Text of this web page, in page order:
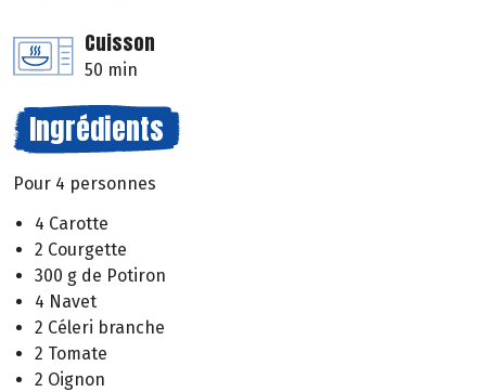
Cuisson
50 min
Ingrédients
Pour 4 personnes
4 Carotte
2 Courgette
300 g de Potiron
4 Navet
2 Céleri branche
2 Tomate
2 Oignon